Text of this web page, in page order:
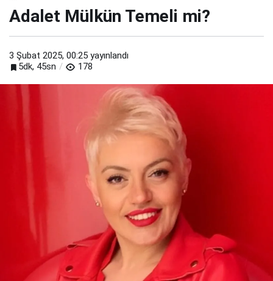
Adalet Mülkün Temeli mi?
3 Şubat 2025, 00:25 yayınlandı
5dk, 45sn
178